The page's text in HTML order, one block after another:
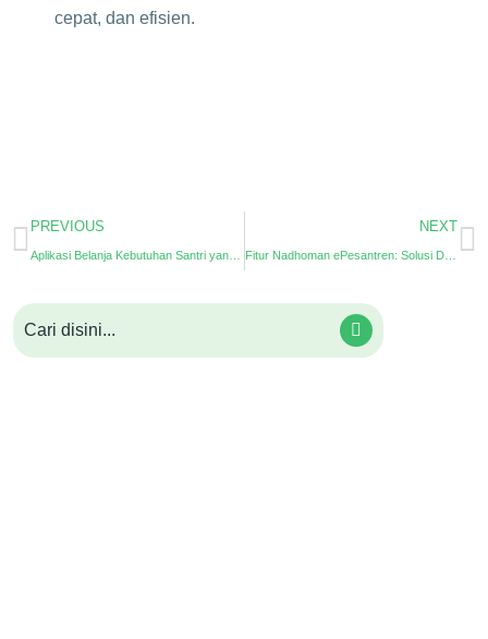
cepat, dan efisien.
PREVIOUS NEXT
Fitur Nadhoman ePesantren: Solusi Digital untuk Hafalan, Setoran, dan Penilaian Santri